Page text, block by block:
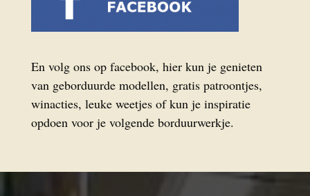
En volg ons op facebook, hier kun je genieten
van geborduurde modellen, gratis patroontjes,
winacties, leuke weetjes of kun je inspiratie
opdoen voor je volgende borduurwerkje.